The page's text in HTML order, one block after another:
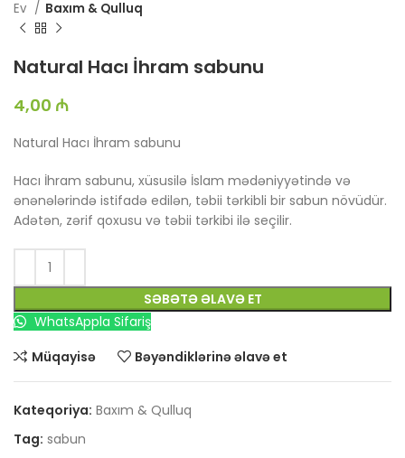
Ev Baxım & Qulluq
Natural Hacı İhram sabunu
4,00 ₼
Natural Hacı İhram sabunu
Hacı İhram sabunu, xüsusilə İslam mədəniyyətində və
ənənələrində istifadə edilən, təbii tərkibli bir sabun növüdür.
Adətən, zərif qoxusu və təbii tərkibi ilə seçilir.
SƏBƏTƏ ƏLAVƏ ET
WhatsAppla Sifariş
Müqayisə
Bəyəndiklərinə əlavə et
Kateqoriya: Baxım & Qulluq
Tag: sabun